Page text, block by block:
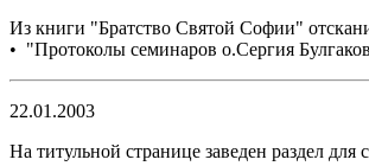
Из книги "Братство Святой Софии"
• "Протоколы семинаров о.Сергия
22.01.2003
На титульной странице заведен раздел для